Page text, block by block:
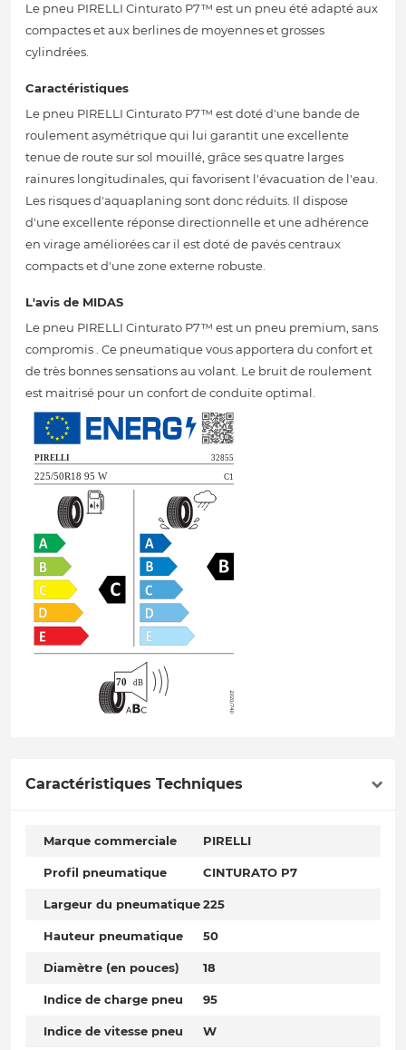
Le pneu PIRELLI Cinturato P7™ est un pneu été adapté aux
compactes et aux berlines de moyennes et grosses
cylindrées.
Caractéristiques
Le pneu PIRELLI Cinturato P7™ est doté d'une bande de
roulement asymétrique qui lui garantit une excellente
tenue de route sur sol mouillé, grâce ses quatre larges
rainures longitudinales, qui favorisent l'évacuation de l'eau.
Les risques d'aquaplaning sont donc réduits. Il dispose
d'une excellente réponse directionnelle et une adhérence
en virage améliorées car il est doté de pavés centraux
compacts et d'une zone externe robuste.
L'avis de MIDAS
Le pneu PIRELLI Cinturato P7™ est un pneu premium, sans
compromis . Ce pneumatique vous apportera du confort et
de très bonnes sensations au volant. Le bruit de roulement
est maitrisé pour un confort de conduite optimal.
Caractéristiques Techniques
Marque commerciale PIRELLI
Profil pneumatique CINTURATO P7
Largeur du pneumatique225
Hauteur pneumatique 50
Diamètre (en pouces) 18
Indice de charge pneu 95
Indice de vitesse pneu W